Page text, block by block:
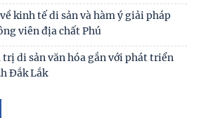
kinh tế di sản và hàm ý giải pháp
viên địa chất Phú
di sản văn hóa gắn với phát triển
Đắk Lắk